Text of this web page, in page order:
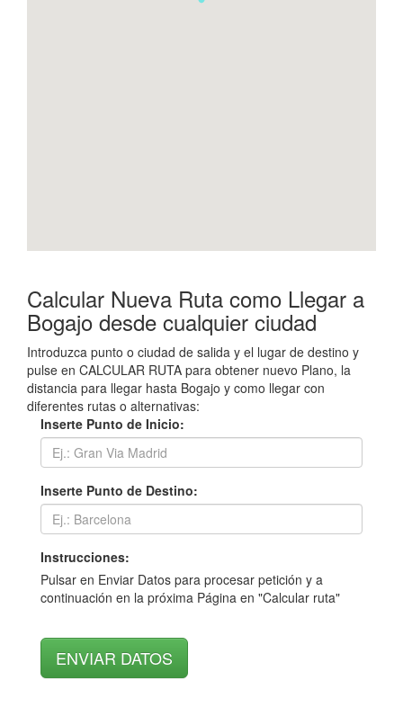
Calcular Nueva Ruta como Llegar a
Bogajo desde cualquier ciudad
Introduzca punto o ciudad de salida y el lugar de destino y
pulse en CALCULAR RUTA para obtener nuevo Plano, la
distancia para llegar hasta Bogajo y como llegar con
diferentes rutas o alternativas:
Inserte Punto de Inicio:
Inserte Punto de Destino:
Instrucciones:
Pulsar en Enviar Datos para procesar petición y a
continuación en la próxima Página en "Calcular ruta"